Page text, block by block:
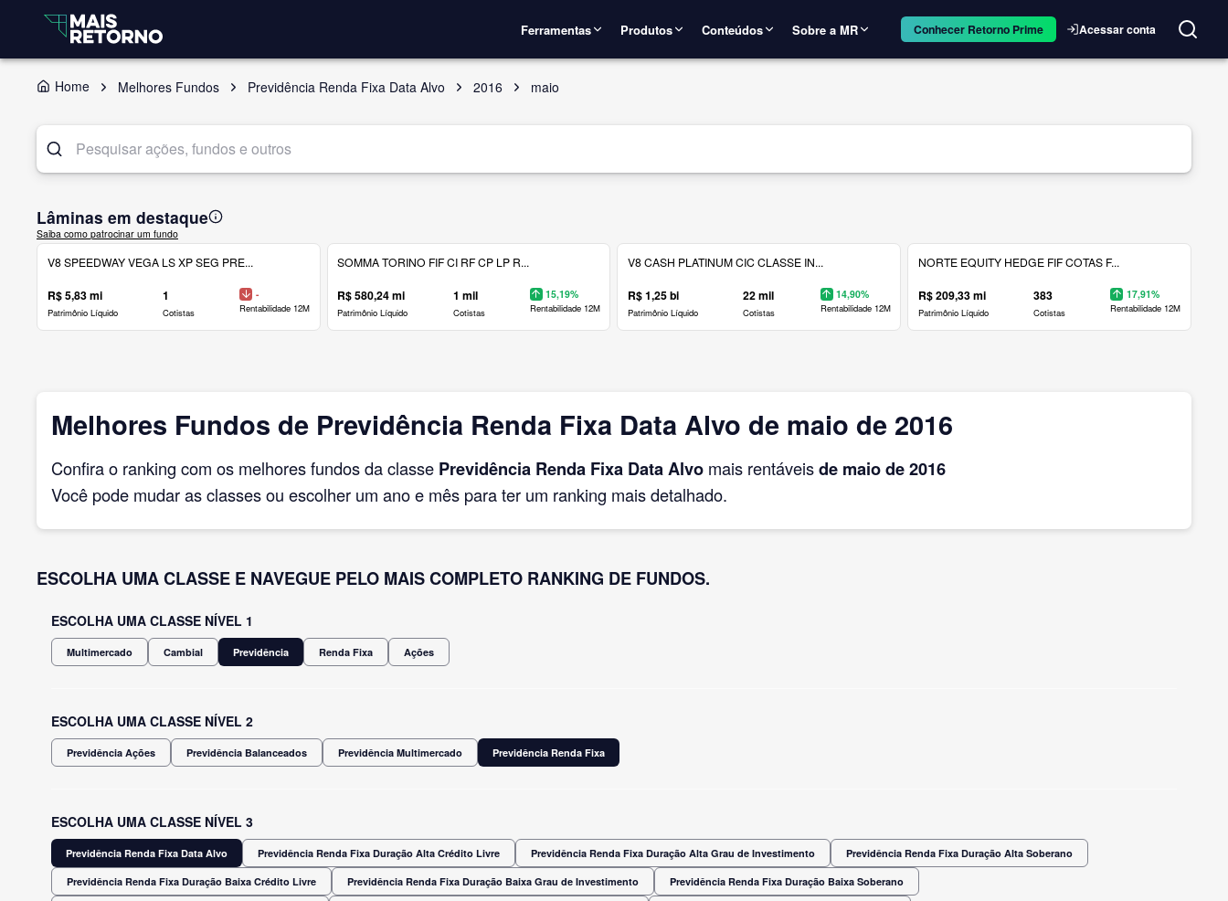
Ferramentas Produtos Conteúdos Sobre a MR Conhecer Retorno Prime Acessar conta
Home Melhores Fundos Previdência Renda Fixa Data Alvo 2016 maio
Lâminas em destaque
Saiba como patrocinar um fundo
V8 SPEEDWAY VEGA LS XP SEG PRE...
R$ 5,83 mi
Patrimônio Líquido
1
Cotistas
-
Rentabilidade 12M
SOMMA TORINO FIF CI RF CP LP R...
R$ 580,24 mi
Patrimônio Líquido
1 mil
Cotistas
15,19%
Rentabilidade 12M
V8 CASH PLATINUM CIC CLASSE IN...
R$ 1,25 bi
Patrimônio Líquido
22 mil
Cotistas
14,90%
Rentabilidade 12M
NORTE EQUITY HEDGE FIF COTAS F...
R$ 209,33 mi
Patrimônio Líquido
383
Cotistas
17,91%
Rentabilidade 12M
Melhores Fundos de Previdência Renda Fixa Data Alvo de maio de 2016
Confira o ranking com os melhores fundos da classe Previdência Renda Fixa Data Alvo mais rentáveisde maiode 2016
Você pode mudar as classes ou escolher um ano e mês para ter um ranking mais detalhado.
ESCOLHA UMA CLASSE E NAVEGUE PELO MAIS COMPLETO RANKING DE FUNDOS.
ESCOLHA UMA CLASSE NÍVEL 1
Multimercado Cambial Previdência Renda Fixa Ações
ESCOLHA UMA CLASSE NÍVEL 2
Previdência Ações Previdência Balanceados Previdência Multimercado Previdência Renda Fixa
ESCOLHA UMA CLASSE NÍVEL 3
Previdência Renda Fixa Data Alvo Previdência Renda Fixa Duração Alta Crédito Livre Previdência Renda Fixa Duração Alta Grau de Investimento Previdência Renda Fixa Duração Alta Soberano
Previdência Renda Fixa Duração Baixa Crédito Livre Previdência Renda Fixa Duração Baixa Grau de Investimento Previdência Renda Fixa Duração Baixa Soberano